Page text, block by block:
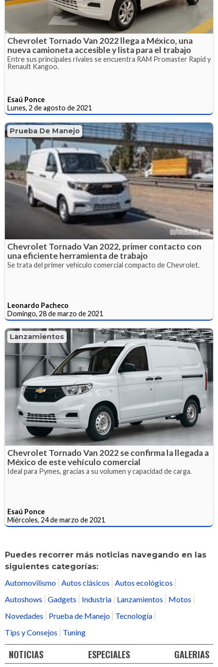
Chevrolet Tornado Van 2022 llega a México, una
nueva camioneta accesible y lista para el trabajo
Entre sus principales rivales se encuentra RAM Promaster Rapid y
Renault Kangoo.
Esaú Ponce
Lunes, 2 de agosto de 2021
Prueba De Manejo
Chevrolet Tornado Van 2022, primer contacto con
una eficiente herramienta de trabajo
Se trata del primer vehículo comercial compacto de Chevrolet.
Leonardo Pacheco
Domingo, 28 de marzo de 2021
Lanzamientos
Chevrolet Tornado Van 2022 se confirma la llegada a
México de este vehículo comercial
Ideal para Pymes, gracias a su volumen y capacidad de carga.
Esaú Ponce
Miércoles, 24 de marzo de 2021
Puedes recorrer más noticias navegando en las
siguientes categorías:
Automovilismo Autos clásicos
Autos ecológicos
Autoshows
Gadgets Industria Lanzamientos
Motos
Novedades
Prueba de Manejo
Tecnología
Tips y Consejos
Tuning
NOTICIAS ESPECIALES GALERIAS